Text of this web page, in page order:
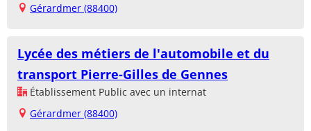
Gérardmer (88400)
Lycée des métiers de l'automobile et du
transport Pierre-Gilles de Gennes
Établissement Public avec un internat
Gérardmer (88400)